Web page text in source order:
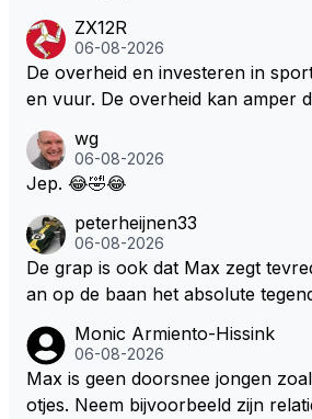
ters zullen steunen laat staan om een
cuit Zandvoort te steken
Marquez/Jos ? Veel gezelliger
ZX12R
06-08-2026
De overheid en investeren in
en vuur. De overheid kan amper
s. Je kunt de Staat het best
f van Nottinghem (Robin Hood)
m/haar van zijn laatste
oven. De Staat heeft nooit ooit
andvoort willen investeren en dat
uren. Afdragen van BTW gelden
j dergelijke sportievefestiviteiten
wel afstaan, de parasiet.
wg
06-08-2026
Jep. 😂🤣😂
peterheijnen33
06-08-2026
De grap is ook dat Max zegt
an op de baan het absolute tegendeel
dan eigenlijk niet echt zien. ;)
Monic Armiento-Hissink
06-08-2026
Max is geen doorsnee jongen
otjes. Neem bijvoorbeeld zijn